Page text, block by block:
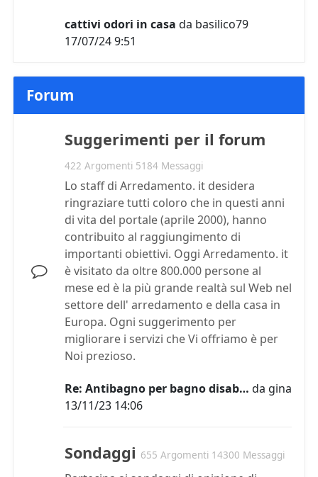
cattivi odori in casa da basilico79
17/07/24 9:51
Forum
Suggerimenti per il forum
422 Argomenti 5184 Messaggi
Lo staff di Arredamento. it desidera
ringraziare tutti coloro che in questi anni
di vita del portale (aprile 2000), hanno
contribuito al raggiungimento di
importanti obiettivi. Oggi Arredamento. it
è visitato da oltre 800.000 persone al
mese ed è la più grande realtà sul Web nel
settore dell' arredamento e della casa in
Europa. Ogni suggerimento per
migliorare i servizi che Vi offriamo è per
Noi prezioso.
Re: Antibagno per bagno disab… da gina
13/11/23 14:06
Sondaggi 655 Argomenti 14300 Messaggi